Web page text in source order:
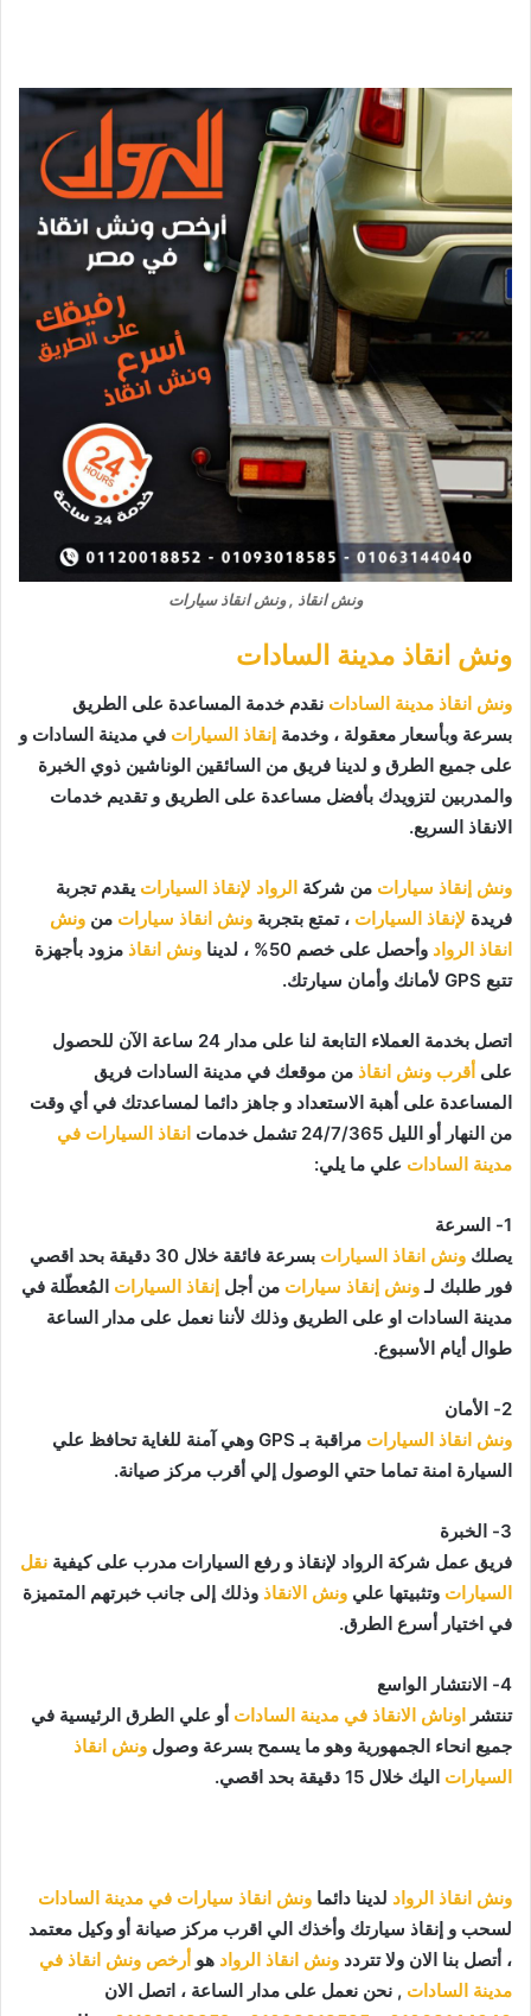
ونش انقاذ , ونش انقاذ سيارات
ونش انقاذ مدينة السادات
ونش انقاذ مدينة السادات نقدم خدمة المساعدة على الطريق
بسرعة وبأسعار معقولة ، وخدمة إنقاذ السيارات في مدينة السادات و
على جميع الطرق و لدينا فريق من السائقين الوناشين ذوي الخبرة
والمدربين لتزويدك بأفضل مساعدة على الطريق و تقديم خدمات
الانقاذ السريع.
ونش إنقاذ سيارات من شركة الرواد لإنقاذ السيارات يقدم تجربة
فريدة لإنقاذ السيارات ، تمتع بتجربة ونش انقاذ سيارات من ونش
انقاذ الرواد وأحصل على خصم 50% ، لدينا ونش انقاذ مزود بأجهزة
تتبع GPS لأمانك وأمان سيارتك.
اتصل بخدمة العملاء التابعة لنا على مدار 24 ساعة الآن للحصول
على أقرب ونش انقاذ من موقعك في مدينة السادات فريق
المساعدة على أهبة الاستعداد و جاهز دائما لمساعدتك في أي وقت
من النهار أو الليل 24/7/365 تشمل خدمات
انقاذ السيارات في
مدينة السادات علي ما يلي:
1- السرعة
يصلك ونش انقاذ السيارات
بسرعة فائقة خلال 30 دقيقة بحد اقصي
فور طلبك لـونش إنقاذ سيارات من أجل إنقاذ السيارات المُعطّلة في
مدينة السادات او على الطريق وذلك لأننا نعمل على مدار الساعة
طوال أيام الأسبوع.
2- الأمان
ونش انقاذ السيارات
مراقبة بـ GPS وهي آمنة للغاية تحافظ علي
السيارة امنة تماما حتي الوصول إلي أقرب مركز صيانة.
3- الخبرة
فريق عمل شركة الرواد لإنقاذ و رفع السيارات مدرب على كيفية نقل
السيارات وتثبيتها علي ونش الانقاذ وذلك إلى جانب خبرتهم المتميزة
في اختيار أسرع الطرق.
4- الانتشار الواسع
تنتشر اوناش الانقاذ في مدينة السادات أو علي الطرق الرئيسية في
جميع انحاء الجمهورية وهو ما يسمح بسرعة وصول ونش انقاذ
السيارات اليك خلال 15 دقيقة بحد اقصي.
ونش انقاذ الرواد لدينا دائما ونش انقاذ سيارات في مدينة السادات
لسحب و إنقاذ سيارتك وأخذك الي اقرب مركز صيانة أو وكيل معتمد
، أتصل بنا الان ولا تتردد ونش انقاذ الرواد هو أرخص ونش انقاذ في
مدينة السادات , نحن نعمل على مدار الساعة ، اتصل الان